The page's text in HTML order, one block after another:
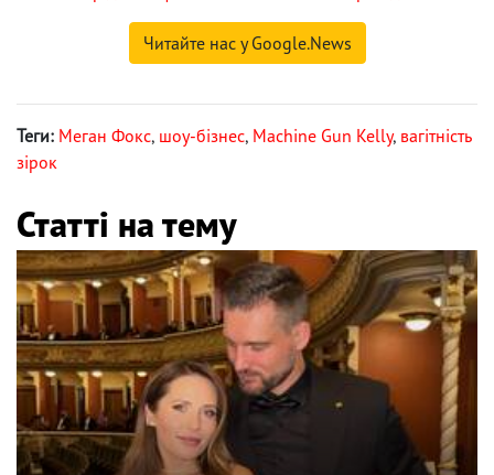
Читайте нас у Google.News
Теги: Меган Фокс, шоу-бізнес, Machine Gun Kelly, вагітність
зірок
Статті на тему